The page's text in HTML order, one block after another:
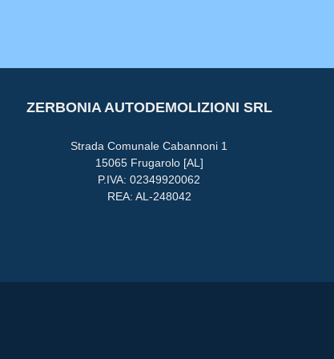
ZERBONIA AUTODEMOLIZIONI SRL
Strada Comunale Cabannoni 1
15065 Frugarolo [AL]
P.IVA: 02349920062
REA: AL-248042